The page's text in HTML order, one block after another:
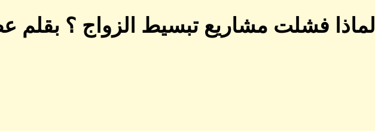
لماذا فشلت مشاريع تبسيط الزواج ؟ بقلم